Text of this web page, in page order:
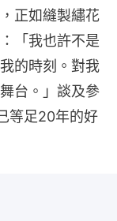
正如縫製繡花
「我也許不是
的時刻。對我
台。」談及參
等足20年的好